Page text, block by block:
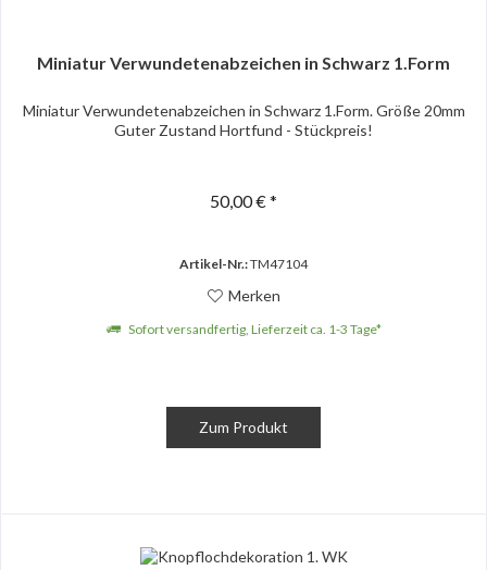
Miniatur Verwundetenabzeichen in Schwarz 1.Form
Miniatur Verwundetenabzeichen in Schwarz 1.Form. Größe 20mm
Guter Zustand Hortfund - Stückpreis!
50,00 € *
Artikel-Nr.:TM47104
Merken
Sofort versandfertig, Lieferzeit ca. 1-3 Tage*
Zum Produkt